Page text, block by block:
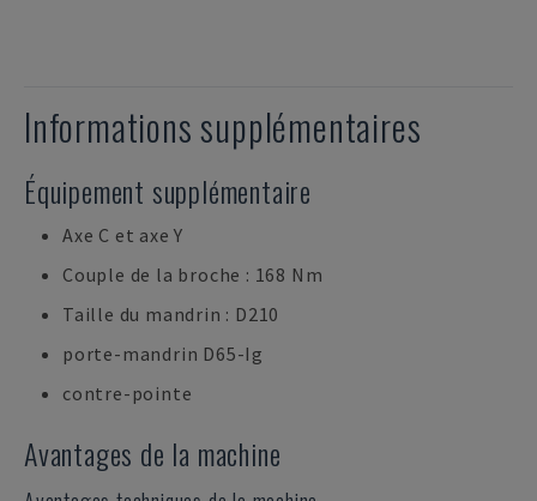
Informations supplémentaires
Équipement supplémentaire
Axe C et axe Y
Couple de la broche : 168 Nm
Taille du mandrin : D210
porte-mandrin D65-Ig
contre-pointe
Avantages de la machine